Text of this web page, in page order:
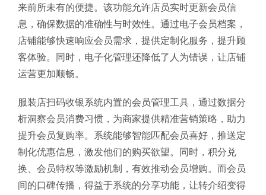
来前所未有的便捷。该功能允许店员实时更新会员信
息，确保数据的准确性与时效性。通过电子会员档案，
店铺能够快速响应会员需求，提供定制化服务，提升顾
客体验。同时，电子化管理还降低了人为错误，让店铺
运营更加顺畅。
服装店扫码收银系统内置的会员管理工具，通过数据分
析洞察会员消费习惯，为商家提供精准营销策略，助力
提升会员复购率。系统能够智能匹配会员喜好，推送定
制化优惠信息，激发他们的购买欲望。同时，积分兑
换、会员特权等激励机制，有效推动会员增购。而会员
间的口碑传播，得益于系统的分享功能，让转介绍变得